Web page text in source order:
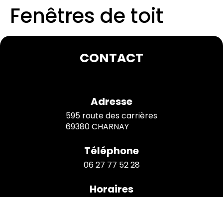
Fenêtres de toit
CONTACT
Adresse
595 route des carrières
69380 CHARNAY
Téléphone
06 27 77 52 28
Horaires